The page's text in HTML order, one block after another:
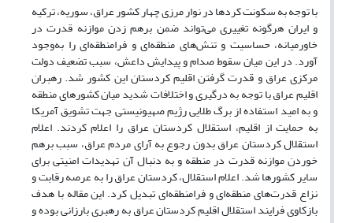
با توجه به سکونت کردها در نوار مرزی چهار کشور عراق، سوریه، ترکیه
و ایران هرگونه تغییری می‌تواند ضمن برهم زدن موازنه قدرت در
خاورمیانه، حساسیت و تنش‌های منطقه‌ای و فرا‌منطقه‌ای را به‌وجود
آورد. در این میان سقوط صدام و پیدایش داعش، سبب تضعیف دولت
مرکزی عراق و قدرت گرفتن اقلیم کردستان این کشور شد. رهبران
اقلیم عراق با توجه به درگیری و اختلافات شدید میان کشورهای منطقه
و به امید استفاده از برگ طلایی رژیم صهیونیستی جهت تشویق آمریکا
به حمایت از اقلیم، استقلال کردستان عراق را اعلام کردند. اعلام
استقلال کردستان عراق بدون رجوع به آرای مردم عراق، سبب برهم
خوردن موازنه قدرت در منطقه و به دنبال آن تهدیدات امنیتی برای
سایر کشورها شد. اعلام استقلال، کردستان عراق را به عرصه رقابت و
نزاع قدرت‌های منطقه‌ای و فرا‌منطقه‌ای تبدیل کرد. این مقاله با هدف
بازکاوی فرایند استقلال اقلیم کردستان عراق به رهبری بارزانی بوده و